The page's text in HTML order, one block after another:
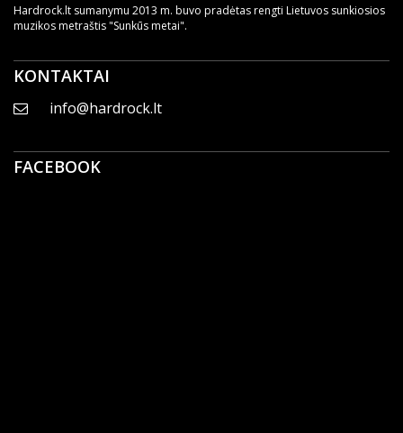
Hardrock.lt sumanymu 2013 m. buvo pradėtas rengti Lietuvos sunkiosios
muzikos metraštis "Sunkūs metai".
KONTAKTAI
info@hardrock.lt
FACEBOOK